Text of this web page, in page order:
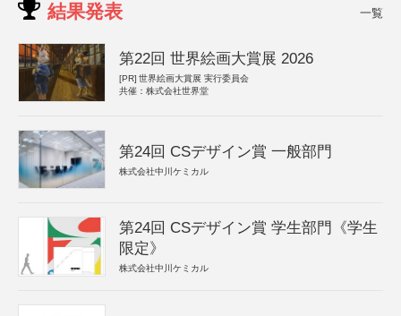
結果発表 一覧
第22回 世界絵画大賞展 2026
[PR] 世界絵画大賞展 実行委員会
共催：株式会社世界堂
第24回 CSデザイン賞 一般部門
株式会社中川ケミカル
第24回 CSデザイン賞 学生部門《学生
限定》
株式会社中川ケミカル